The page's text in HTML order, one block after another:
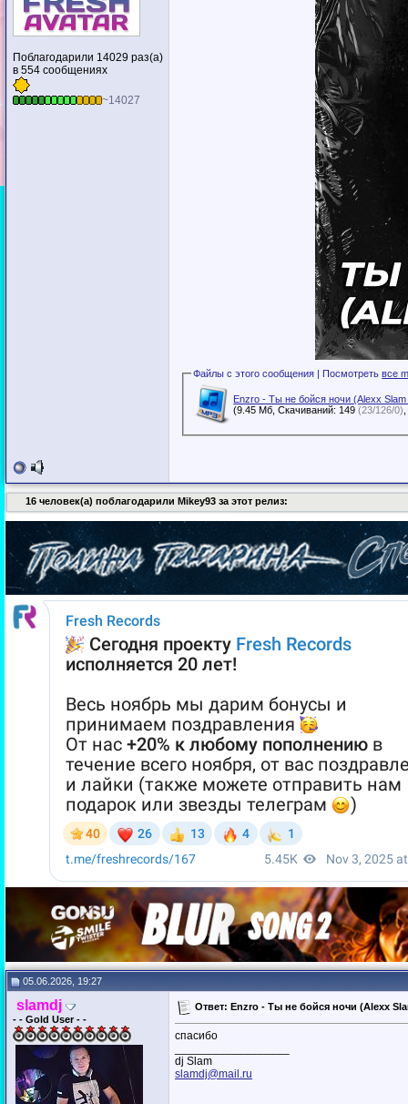
Поблагодарили 14029 раз(а)
в 554 сообщениях
~14027
Файлы с этого сообщения | Посмотретьвсе
Enzro - Ты не бойся ночи (Alexx
(9.45 Мб, Скачиваний: 149(23/126/0)
16 человек(а) поблагодарили Mikey93 за этот релиз:
05.06.2026, 19:27
slamdj
- - Gold User - -
Ответ: Enzro - Ты не бойся ночи (Alexx
спасибо
dj Slam
slamdj@mail.ru